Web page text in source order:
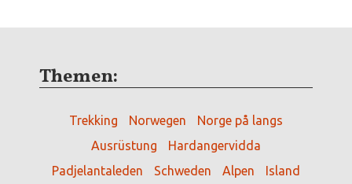
Themen:
Trekking Norwegen
Norge på langs
Ausrüstung
Hardangervidda
Padjelantaleden
Schweden Alpen
Island